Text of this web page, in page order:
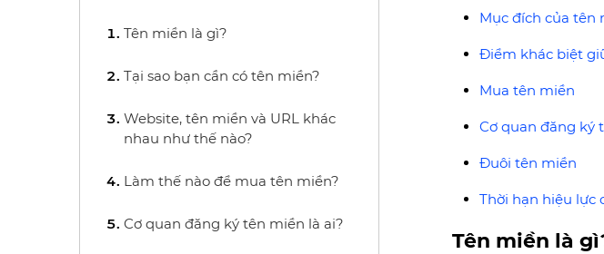
Tên miền là gì?
Tại sao bạn cần có tên miền?
Website, tên miền và URL khác
nhau như thế nào?
Làm thế nào để mua tên miền?
Cơ quan đăng ký tên miền là ai?
Mục đích của tên
Điểm khác biệt
Mua tên miền
Cơ quan đăng ký
Đuôi tên miền
Thời hạn hiệu lực
Tên miền là